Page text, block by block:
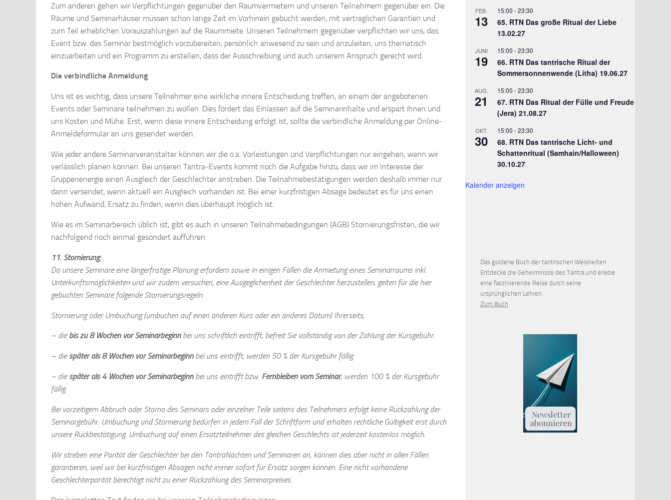
Zum anderen gehen wir Verpflichtungen gegenüber den Raumvermietern und unseren Teilnehmern gegenüber ein. Die
Räume und Seminarhäuser müssen schon lange Zeit im Vorhinein gebucht werden, mit vertraglichen Garantien und
zum Teil erheblichen Vorauszahlungen auf die Raummiete. Unseren Teilnehmern gegenüber verpflichten wir uns, das
Event bzw. das Seminar bestmöglich vorzubereiten, persönlich anwesend zu sein und anzuleiten, uns thematisch
einzuarbeiten und ein Programm zu erstellen, dass der Ausschreibung und auch unserem Anspruch gerecht wird.
Die verbindliche Anmeldung
Uns ist es wichtig, dass unsere Teilnehmer eine wirkliche innere Entscheidung treffen, an einem der angebotenen
Events oder Seminare teilnehmen zu wollen. Dies fördert das Einlassen auf die Seminarinhalte und erspart ihnen und
uns Kosten und Mühe. Erst, wenn diese innere Entscheidung erfolgt ist, sollte die verbindliche Anmeldung per Online-
Anmeldeformular an uns gesendet werden.
Wie jeder andere Seminarveranstalter können wir die o.a. Vorleistungen und Verpflichtungen nur eingehen, wenn wir
verlässlich planen können. Bei unseren Tantra-Events kommt noch die Aufgabe hinzu, dass wir im Interesse der
Gruppenenergie einen Ausgleich der Geschlechter anstreben. Die Teilnahmebestätigungen werden deshalb immer nur
dann versendet, wenn aktuell ein Ausgleich vorhanden ist. Bei einer kurzfristigen Absage bedeutet es für uns einen
hohen Aufwand, Ersatz zu finden, wenn dies überhaupt möglich ist.
Wie es im Seminarbereich üblich ist, gibt es auch in unseren Teilnahmebedingungen (AGB) Stornierungsfristen, die wir
nachfolgend noch einmal gesondert aufführen:
11. Stornierung:
Da unsere Seminare eine längerfristige Planung erfordern sowie in einigen Fällen die Anmietung eines Seminarraums inkl.
Unterkunftsmöglichkeiten und wir zudem versuchen, eine Ausgeglichenheit der Geschlechter herzustellen, gelten für die hier
gebuchten Seminare folgende Stornierungsregeln:
Stornierung oder Umbuchung (umbuchen auf einen anderen Kurs oder ein anderes Datum) Ihrerseits,
– die bis zu 8 Wochen vor Seminarbeginnbei uns schriftlich eintrifft, befreit Sie vollständig von der Zahlung der Kursgebühr.
– die später als 8 Wochen vor Seminarbeginnbei uns eintrifft, werden 50 % der Kursgebühr fällig
– die später als 4 Wochen vor Seminarbeginnbei uns eintrifft bzw. Fernbleiben vom Seminar, werden 100 % der Kursgebühr
fällig
Bei vorzeitigem Abbruch oder Storno des Seminars oder einzelner Teile seitens des Teilnehmers erfolgt keine Rückzahlung der
Seminargebühr. Umbuchung und Stornierung bedürfen in jedem Fall der Schriftform und erhalten rechtliche Gültigkeit erst durch
unsere Rückbestätigung. Umbuchung auf einen Ersatzteilnehmer des gleichen Geschlechts ist jederzeit kostenlos möglich.
Wir streben eine Parität der Geschlechter bei den TantraNächten und Seminaren an, können dies aber nicht in allen Fällen
garantieren, weil wir bei kurzfristigen Absagen nicht immer sofort für Ersatz sorgen können. Eine nicht vorhandene
Geschlechterparität berechtigt nicht zu einer Rückzahlung des Seminarpreises.
FEB.
13
15:00 -23:30
65. RTN Das große Ritual der Liebe
13.02.27
JUNI
19
15:00 -23:30
66. RTN Das tantrische Ritual der
Sommersonnenwende (Litha) 19.06.27
AUG.
21
15:00 -23:30
67. RTN Das Ritual der Fülle und Freude
(Jera) 21.08.27
OKT.
30
15:00 -23:30
68. RTN Das tantrische Licht- und
Schattenritual (Samhain/Halloween)
30.10.27
Kalender anzeigen
Das goldene Buch der tantrischen Weisheiten
Entdecke die Geheimnisse des Tantra und erlebe
eine faszinierende Reise durch seine
ursprünglichen Lehren.
Zum Buch